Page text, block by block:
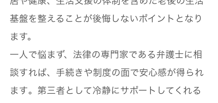
基盤を整えることが後悔しないポイントとなり
ます。
一人で悩まず、 法律の専門家である弁護士に相
談すれば、手続きや制度の面で安心感が得られ
ます。第三者として冷静にサポートしてくれる